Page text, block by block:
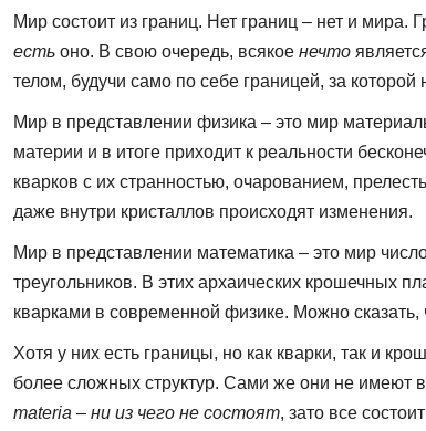
Мир состоит из границ. Нет границ – нет и
есть оно. В свою очередь, всякое нечто
телом, будучи само по себе границей, за
Мир в представлении физика – это мир
материи и в итоге приходит к реальности
кварков с их странностью, очарованием,
даже внутри кристаллов происходят изменения.
Мир в представлении математика – это мир
треугольников. В этих архаических крошечных
кварками в современной физике. Можно сказать,
Хотя у них есть границы, но как кварки, так и
более сложных структур. Сами же они не имеют
materia – ни из чего не состоят, зато все